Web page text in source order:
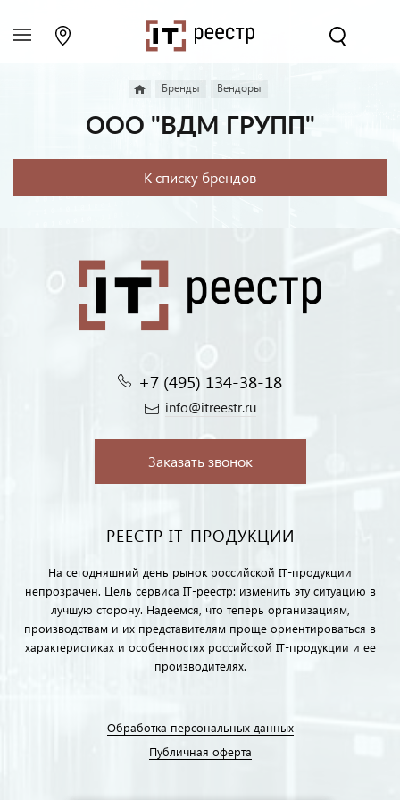
Бренды Вендоры
ООО "ВДМ ГРУПП"
К списку брендов
+7 (495) 134-38-18‬
info@itreestr.ru
Заказать звонок
РЕЕСТР IT-ПРОДУКЦИИ
На сегодняшний день рынок российской IT-продукции
непрозрачен. Цель сервиса IT-реестр: изменить эту ситуацию в
лучшую сторону. Надеемся, что теперь организациям,
производствам и их представителям проще ориентироваться в
характеристиках и особенностях российской IT-продукции и ее
производителях.
Обработка персональных данных
Публичная оферта